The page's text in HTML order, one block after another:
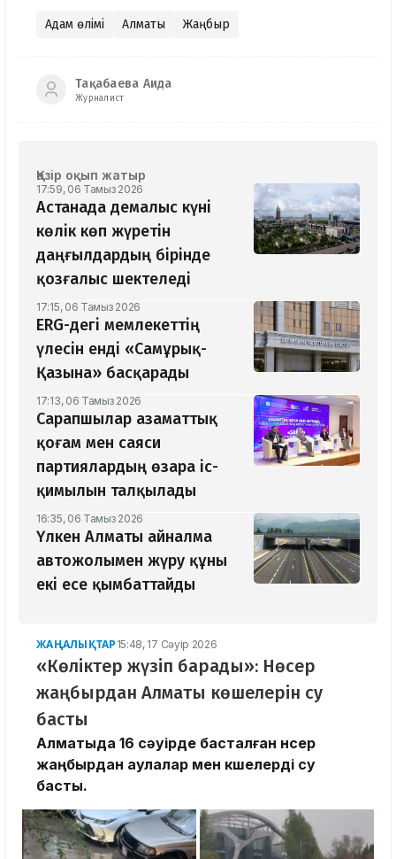
Адам өлімі Алматы Жаңбыр
Тақабаева Аида
Журналист
Қазір оқып жатыр
17:59, 06 Тамыз 2026
Астанада демалыс күні
көлік көп жүретін
даңғылдардың бірінде
қозғалыс шектеледі
17:15, 06 Тамыз 2026
ERG-дегі мемлекеттің
үлесін енді «Самұрық-
Қазына» басқарады
17:13, 06 Тамыз 2026
Сарапшылар азаматтық
қоғам мен саяси
партиялардың өзара іс-
қимылын талқылады
16:35, 06 Тамыз 2026
Үлкен Алматы айналма
автожолымен жүру құны
екі есе қымбаттайды
ЖАҢАЛЫҚТАР 15:48, 17 Сәуір 2026
«Көліктер жүзіп барады»: Нөсер
жаңбырдан Алматы көшелерін су
басты
Алматыда 16 сәуірде басталған нөсер
жаңбырдан аулалар мен көшелерді су
басты.